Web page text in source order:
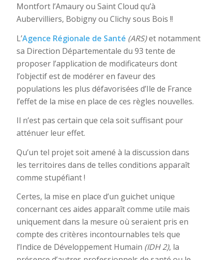
Montfort l’Amaury ou Saint Cloud qu’à
Aubervilliers, Bobigny ou Clichy sous Bois !!
L’Agence Régionale de Santé (ARS)et notamment
sa Direction Départementale du 93 tente de
proposer l’application de modificateurs dont
l’objectif est de modérer en faveur des
populations les plus défavorisées d’Ile de France
l’effet de la mise en place de ces règles nouvelles.
Il n’est pas certain que cela soit suffisant pour
atténuer leur effet.
Qu’un tel projet soit amené à la discussion dans
les territoires dans de telles conditions apparaît
comme stupéfiant !
Certes, la mise en place d’un guichet unique
concernant ces aides apparaît comme utile mais
uniquement dans la mesure où seraient pris en
compte des critères incontournables tels que
l’Indice de Développement Humain (IDH 2), la